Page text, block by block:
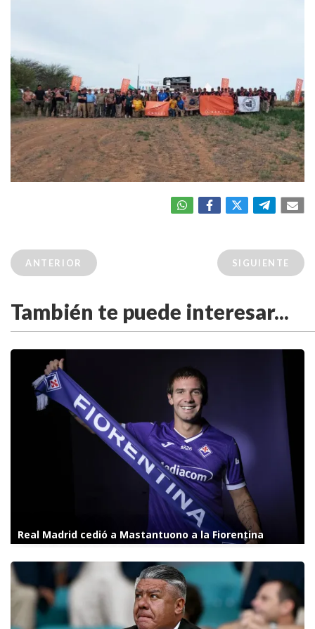
ANTERIOR SIGUIENTE
También te puede interesar...
Real Madrid cedió a Mastantuono a la Fiorentina